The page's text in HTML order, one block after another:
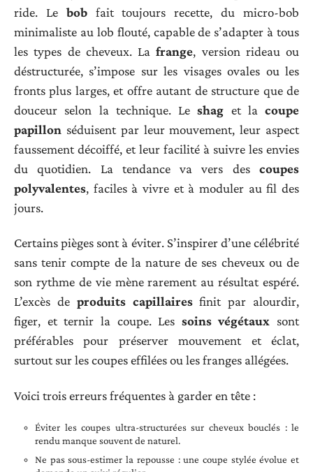
ride. Le bobfait toujours recette, du micro-bob
minimaliste au lob flouté, capable de s’adapter à tous
les types de cheveux. Lafrange, version rideau ou
déstructurée, s’impose sur les visages ovales ou les
fronts plus larges, et offre autant de structure que de
douceur selon la technique. Leshag et la coupe
papillon séduisent par leur mouvement, leur aspect
faussement décoiffé, et leur facilité à suivre les envies
du quotidien. La tendance va vers des coupes
polyvalentes, faciles à vivre et à moduler au fil des
jours.
Certains pièges sont à éviter. S’inspirer d’une célébrité
sans tenir compte de la nature de ses cheveux ou de
son rythme de vie mène rarement au résultat espéré.
L’excès de produits capillairesfinit par alourdir,
figer, et ternir la coupe. Les soins végétaux sont
préférables pour préserver mouvement et éclat,
surtout sur les coupes effilées ou les franges allégées.
Voici trois erreurs fréquentes à garder en tête :
Éviter les coupes ultra-structurées sur cheveux bouclés : le
rendu manque souvent de naturel.
Ne pas sous-estimer la repousse : une coupe stylée évolue et